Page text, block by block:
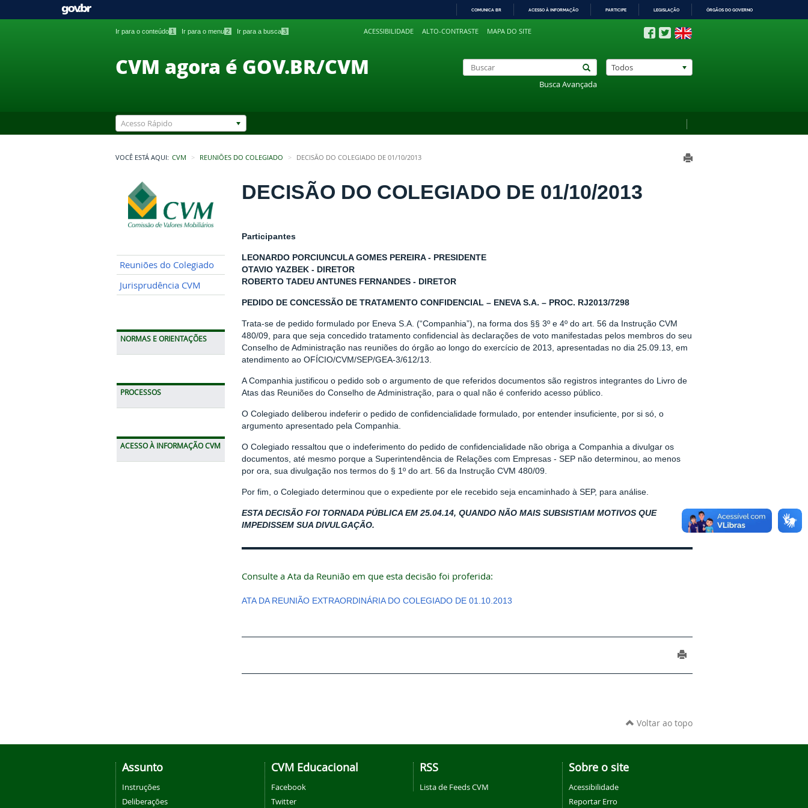
PARA
COMUNICA BR ACESSO À INFORMAÇÃO PARTICIPE LEGISLAÇÃO ÓRGÃOS DO GOVERNO
Ir para o conteúdo 1 Ir para o menu 2 Ir para a busca 3 ACESSIBILIDADE ALTO-CONTRASTE MAPA DO SITE
CVM agora é GOV.BR/CVM
Busca Avançada
Todos
Acesso Rápido
VOCÊ ESTÁ AQUI: CVM REUNIÕES DO COLEGIADO DECISÃO DO COLEGIADO DE 01/10/2013
Reuniões do Colegiado
Jurisprudência CVM
NORMAS E ORIENTAÇÕES
PROCESSOS
ACESSO À INFORMAÇÃO CVM
DECISÃO DO COLEGIADO DE 01/10/2013
Participantes
LEONARDO PORCIUNCULA GOMES PEREIRA - PRESIDENTE
OTAVIO YAZBEK - DIRETOR
ROBERTO TADEU ANTUNES FERNANDES - DIRETOR
PEDIDO DE CONCESSÃO DE TRATAMENTO CONFIDENCIAL – ENEVA S.A. – PROC. RJ2013/7298
Trata-se de pedido formulado por Eneva S.A. (“Companhia”), na forma dos §§ 3º e 4º do art. 56 da Instrução CVM
480/09, para que seja concedido tratamento confidencial às declarações de voto manifestadas pelos membros do seu
Conselho de Administração nas reuniões do órgão ao longo do exercício de 2013, apresentadas no dia 25.09.13, em
atendimento ao OFÍCIO/CVM/SEP/GEA-3/612/13.
A Companhia justificou o pedido sob o argumento de que referidos documentos são registros integrantes do Livro de
Atas das Reuniões do Conselho de Administração, para o qual não é conferido acesso público.
O Colegiado deliberou indeferir o pedido de confidencialidade formulado, por entender insuficiente, por si só, o
argumento apresentado pela Companhia.
O Colegiado ressaltou que o indeferimento do pedido de confidencialidade não obriga a Companhia a divulgar os
documentos, até mesmo porque a Superintendência de Relações com Empresas - SEP não determinou, ao menos
por ora, sua divulgação nos termos do § 1º do art. 56 da Instrução CVM 480/09.
Por fim, o Colegiado determinou que o expediente por ele recebido seja encaminhado à SEP, para análise.
ESTA DECISÃO FOI TORNADA PÚBLICA EM 25.04.14, QUANDO NÃO MAIS SUBSISTIAM MOTIVOS QUE
IMPEDISSEM SUA DIVULGAÇÃO.
Consulte a Ata da Reunião em que esta decisão foi proferida:
ATA DA REUNIÃO EXTRAORDINÁRIA DO COLEGIADO DE 01.10.2013
Voltar ao topo
Assunto
Instruções
Deliberações
CVM Educacional
Facebook
Twitter
RSS
Lista de Feeds CVM
Sobre o site
Acessibilidade
Reportar Erro